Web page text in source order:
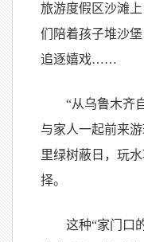
旅游度假区沙滩
们陪着孩子堆沙
追逐嬉戏……
“从乌鲁木齐
与家人一起前来
里绿树蔽日，玩
择。
这种“家门口